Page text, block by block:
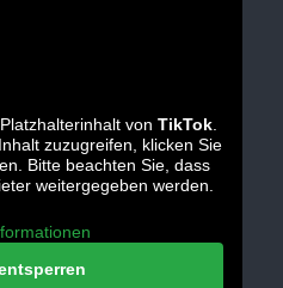
von TikTok.
zuzugreifen, klicken Sie
Bitte beachten Sie, dass
weitergegeben werden.